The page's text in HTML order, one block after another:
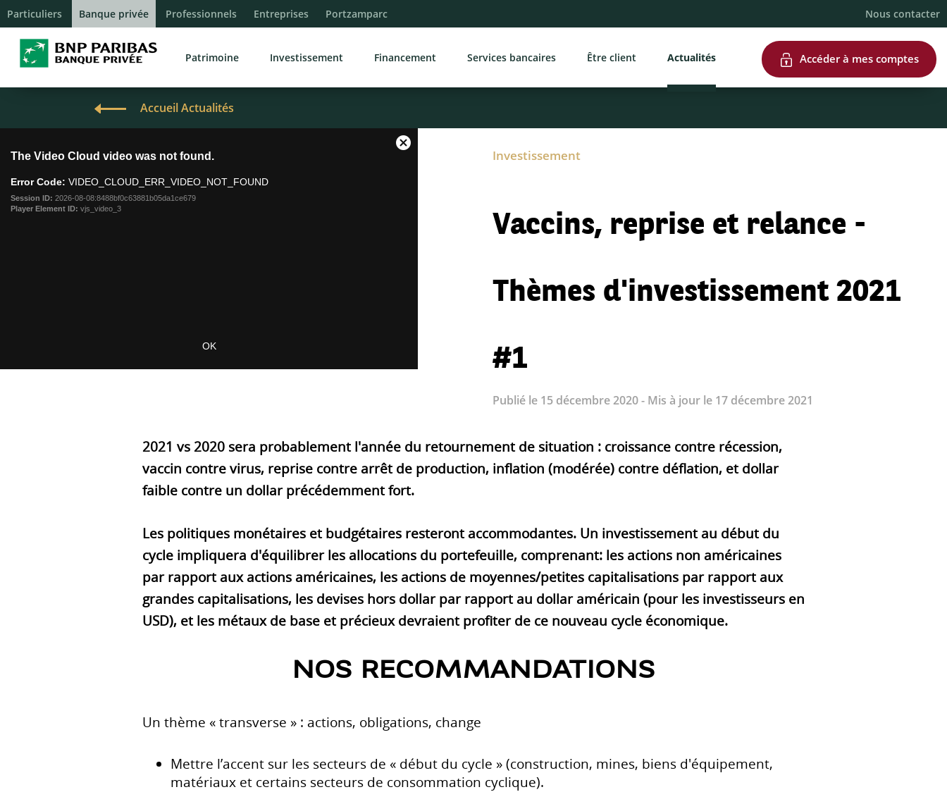
Particuliers Banque privée Professionnels Entreprises Portzamparc Nous contacter
Patrimoine Investissement Financement Services bancaires Être client Actualités Accéder à mes comptes
Accueil Actualités
Investissement
Vaccins, reprise et relance -
Thèmes d'investissement 2021
#1
Publié le 15 décembre 2020 - Mis à jour le 17 décembre 2021
2021 vs 2020 sera probablement l'année du retournement de situation : croissance contre récession,
vaccin contre virus, reprise contre arrêt de production, inflation (modérée) contre déflation, et dollar
faible contre un dollar précédemment fort.
Les politiques monétaires et budgétaires resteront accommodantes. Un investissement au début du
cycle impliquera d'équilibrer les allocations du portefeuille, comprenant: les actions non américaines
par rapport aux actions américaines, les actions de moyennes/petites capitalisations par rapport aux
grandes capitalisations, les devises hors dollar par rapport au dollar américain (pour les investisseurs en
USD), et les métaux de base et précieux devraient profiter de ce nouveau cycle économique.
NOS RECOMMANDATIONS
Un thème « transverse » : actions, obligations, change
Mettre l’accent sur les secteurs de « début du cycle » (construction, mines, biens d'équipement,
matériaux et certains secteurs de consommation cyclique).